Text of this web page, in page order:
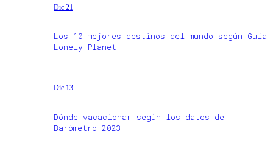
Dic 21
Los 10 mejores destinos del mundo según Guía
Lonely Planet
Dic 13
Dónde vacacionar según los datos de
Barómetro 2023